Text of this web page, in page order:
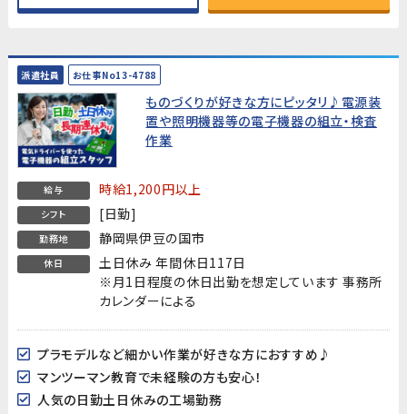
派遣社員 お仕事No13-4788
ものづくりが好きな方にピッタリ♪電源装
置や照明機器等の電子機器の組立・検査
作業
給与 時給1,200円以上
シフト [日勤]
勤務地 静岡県伊豆の国市
休日
土日休み 年間休日117日
※月1日程度の休日出勤を想定しています 事務所
カレンダーによる
プラモデルなど細かい作業が好きな方におすすめ♪
マンツーマン教育で未経験の方も安心！
人気の日勤土日休みの工場勤務